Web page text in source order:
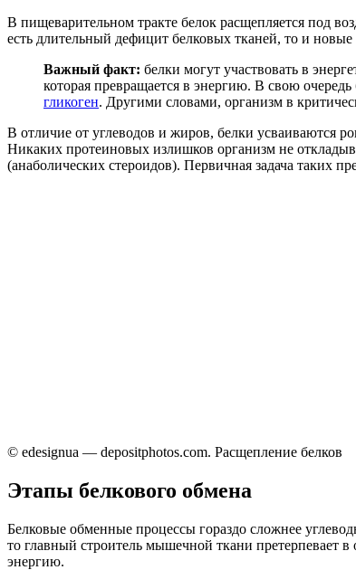
В пищеварительном тракте белок расщепляется под
есть длительный дефицит белковых тканей, то и
Важный факт: белки могут участвовать в
которая превращается в энергию. В свою
гликоген. Другими словами, организм в
В отличие от углеводов и жиров, белки усваиваются
Никаких протеиновых излишков организм не
(анаболических стероидов). Первичная задача таких
© edesignua — depositphotos.com. Расщепление белков
Этапы белкового обмена
Белковые обменные процессы гораздо сложнее
то главный строитель мышечной ткани претерпевает
энергию.